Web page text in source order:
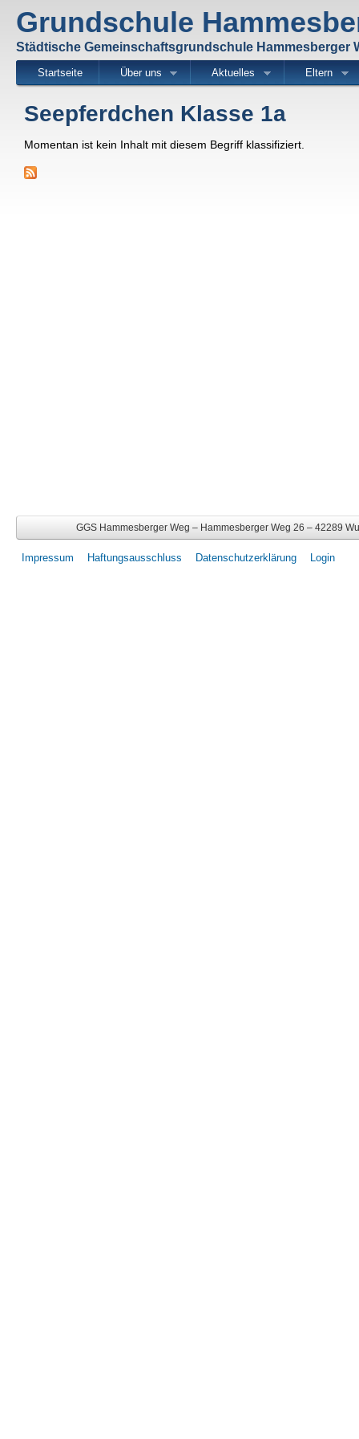
Grundschule
Städtische Gemeinschaftsgrundschule Hammesberger
Startseite Über uns Aktuelles Eltern
Seepferdchen Klasse 1a
Momentan ist kein Inhalt mit diesem Begriff klassifiziert.
GGS Hammesberger Weg – Hammesberger Weg 26 – 42289
Impressum Haftungsausschluss Datenschutzerklärung Login